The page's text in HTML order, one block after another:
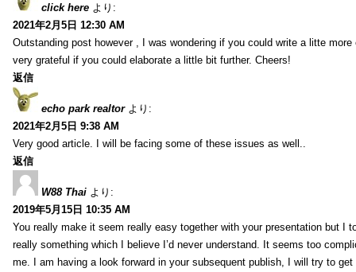
click here より:
2021年2月5日 12:30 AM
Outstanding post however , I was wondering if you could write a litte
very grateful if you could elaborate a little bit further. Cheers!
返信
echo park realtor より:
2021年2月5日 9:38 AM
Very good article. I will be facing some of these issues as well..
返信
W88 Thai より:
2019年5月15日 10:35 AM
You really make it seem really easy together with your presentation but I
really something which I believe I’d never understand. It seems too
me. I am having a look forward in your subsequent publish, I will try to